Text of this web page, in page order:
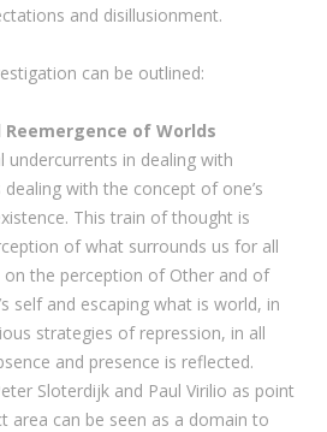
and disillusionment.
can be outlined:
of Worlds
in dealing with
with the concept of one’s
This train of thought is
of what surrounds us for all
on the perception of Other and of
self and escaping what is world, in
strategies of repression, in all
and presence is reflected.
Sloterdijk and Paul Virilio as point
area can be seen as a domain to